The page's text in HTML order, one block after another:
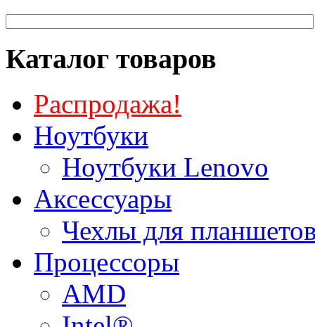
Каталог товаров
Распродажа!
Ноутбуки
Ноутбуки Lenovo
Аксессуары
Чехлы для
Процессоры
AMD